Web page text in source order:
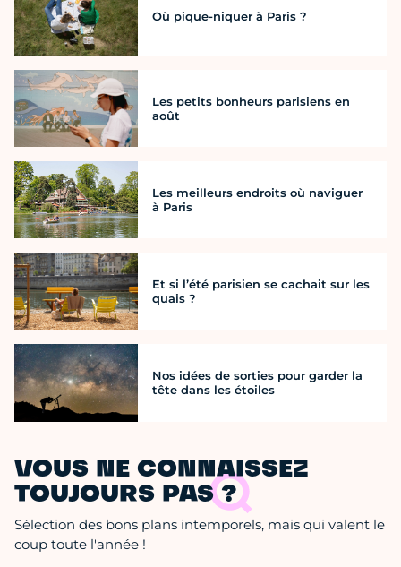
Où pique-niquer à Paris ?
Les petits bonheurs parisiens en
août
Les meilleurs endroits où naviguer
à Paris
Et si l’été parisien se cachait sur les
quais ?
Nos idées de sorties pour garder la
tête dans les étoiles
VOUS NE CONNAISSEZ
TOUJOURS PAS ?
Sélection des bons plans intemporels, mais qui valent le
coup toute l'année !